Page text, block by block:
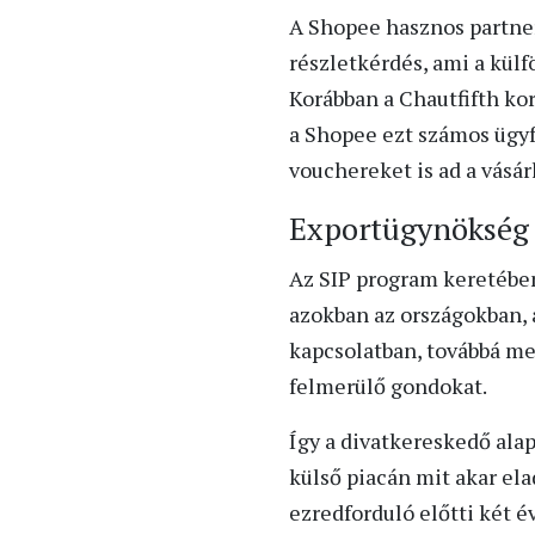
A Shopee hasznos
részletkérdés, ami a
Korábban a Chautfifth
a Shopee ezt számos
vouchereket is ad a
Az SIP program
azokban az
kapcsolatban, továbbá
felmerülő gondokat.
Így a divatkereskedő
külső piacán mit akar
ezredforduló előtti két